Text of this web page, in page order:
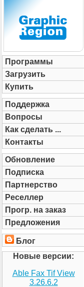
Программы
Загрузить
Купить
Поддержка
Вопросы
Как сделать ...
Контакты
Обновление
Подписка
Партнерство
Реселлер
Прогр. на заказ
Предложения
Блог
Новые версии:
Able Fax Tif View
3.26.6.2